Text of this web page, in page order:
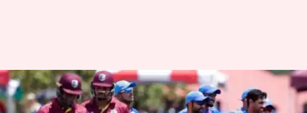
भारत बनाम वेस्टइंडीज़ फाइनल
टी-20: जानिए दोनों टीमों में क्या हो